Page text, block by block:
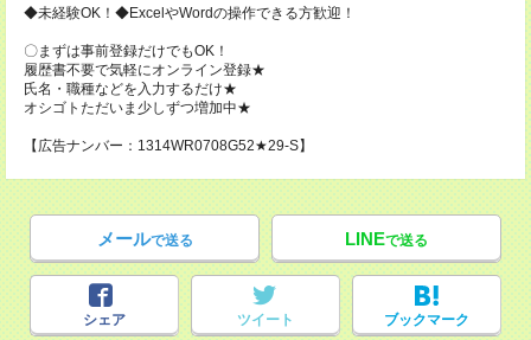
◆未経験OK！◆ExcelやWordの操作できる方歓迎！
〇まずは事前登録だけでもOK！
履歴書不要で気軽にオンライン登録★
氏名・職種などを入力するだけ★
オシゴトただいま少しずつ増加中★
【広告ナンバー：1314WR0708G52★29-S】
メールで送る LINEで送る
シェア ツイート ブックマーク